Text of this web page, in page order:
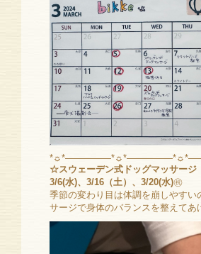
☆スウェーデン式ドッグマッサージ
3/6(水)、3/16（土）、3/20(水)㊗️
季節の変わり目は体調を崩しやすい
サージで身体のバランスを整えて